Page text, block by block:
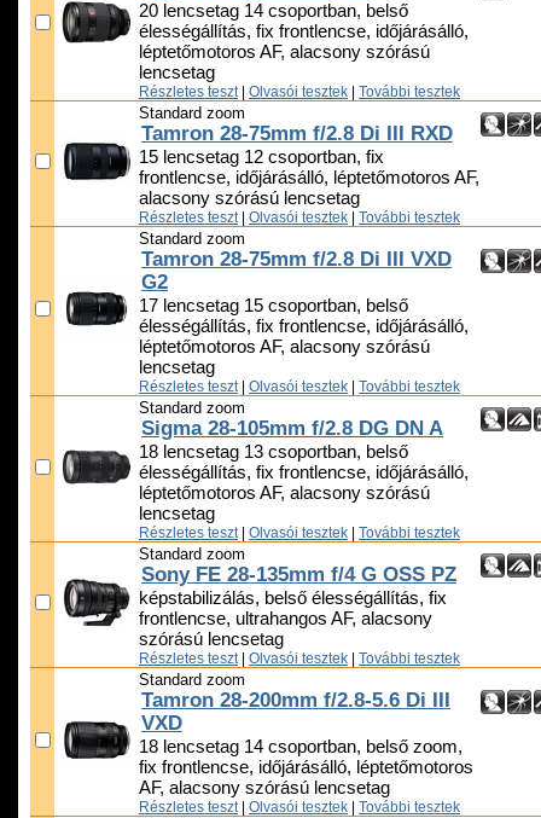
20 lencsetag 14 csoportban, belső
élességállítás, fix frontlencse, időjárásálló,
léptetőmotoros AF, alacsony szórású
lencsetag
Részletes teszt Olvasói tesztek További tesztek
Standard zoom
Tamron 28-75mm f/2.8 Di III RXD
15 lencsetag 12 csoportban, fix
frontlencse, időjárásálló, léptetőmotoros AF,
alacsony szórású lencsetag
Részletes teszt Olvasói tesztek További tesztek
Standard zoom
Tamron 28-75mm f/2.8 Di III VXD
G2
17 lencsetag 15 csoportban, belső
élességállítás, fix frontlencse, időjárásálló,
léptetőmotoros AF, alacsony szórású
lencsetag
Részletes teszt Olvasói tesztek További tesztek
Standard zoom
Sigma 28-105mm f/2.8 DG DN A
18 lencsetag 13 csoportban, belső
élességállítás, fix frontlencse, időjárásálló,
léptetőmotoros AF, alacsony szórású
lencsetag
Részletes teszt Olvasói tesztek További tesztek
Standard zoom
Sony FE 28-135mm f/4 G OSS PZ
képstabilizálás, belső élességállítás, fix
frontlencse, ultrahangos AF, alacsony
szórású lencsetag
Részletes teszt Olvasói tesztek További tesztek
Standard zoom
Tamron 28-200mm f/2.8-5.6 Di III
VXD
18 lencsetag 14 csoportban, belső zoom,
fix frontlencse, időjárásálló, léptetőmotoros
AF, alacsony szórású lencsetag
Részletes teszt Olvasói tesztek További tesztek